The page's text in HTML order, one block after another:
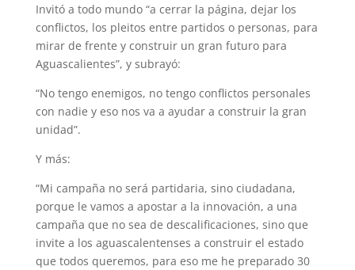
Invitó a todo mundo “a cerrar la página, dejar los
conflictos, los pleitos entre partidos o personas, para
mirar de frente y construir un gran futuro para
Aguascalientes”, y subrayó:
“No tengo enemigos, no tengo conflictos personales
con nadie y eso nos va a ayudar a construir la gran
unidad”.
Y más:
“Mi campaña no será partidaria, sino ciudadana,
porque le vamos a apostar a la innovación, a una
campaña que no sea de descalificaciones, sino que
invite a los aguascalentenses a construir el estado
que todos queremos, para eso me he preparado 30